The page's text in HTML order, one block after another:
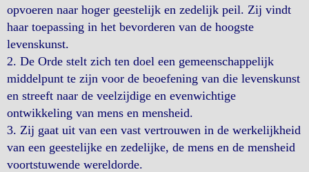
opvoeren naar hoger geestelijk en zedelijk peil. Zij vindt
haar toepassing in het bevorderen van de hoogste
levenskunst.
2. De Orde stelt zich ten doel een gemeenschappelijk
middelpunt te zijn voor de beoefening van die levenskunst
en streeft naar de veelzijdige en evenwichtige
ontwikkeling van mens en mensheid.
3. Zij gaat uit van een vast vertrouwen in de werkelijkheid
van een geestelijke en zedelijke, de mens en de mensheid
voortstuwende wereldorde.